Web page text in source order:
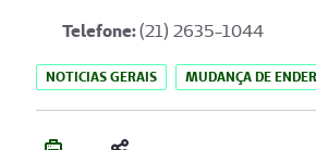
Telefone:(21) 2635-1044
NOTICIAS GERAIS MUDANÇA DE